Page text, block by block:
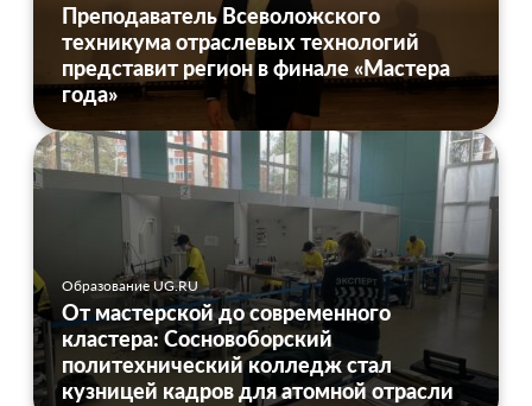
Преподаватель Всеволожского
техникума отраслевых технологий
представит регион в финале «Мастера
года»
Образование UG.RU
От мастерской до современного
кластера: Сосновоборский
политехнический колледж стал
кузницей кадров для атомной отрасли